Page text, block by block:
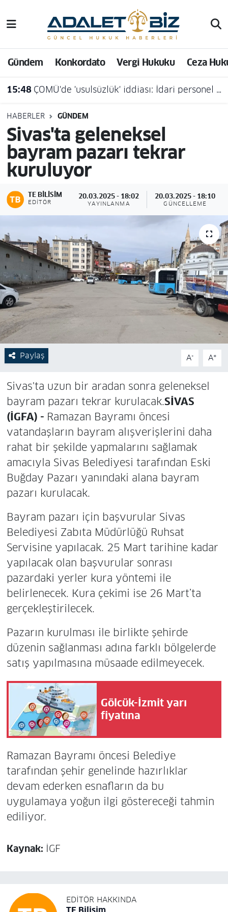
Gündem Konkordato Vergi Hukuku Ceza
15:48 ÇOMÜ'de 'usulsüzlük' iddiası: İdari personel açığa alındı
HABERLER GÜNDEM
Sivas'ta geleneksel
bayram pazarı tekrar
kuruluyor
TE BILISIM
EDITÖR
20.03.2025 - 18:02
YAYINLANMA
20.03.2025 - 18:10
GÜNCELLEME
Paylaş A- A+
Sivas'ta uzun bir aradan sonra geleneksel
bayram pazarı tekrar kurulacak.SİVAS
(İGFA) - Ramazan Bayramı öncesi
vatandaşların bayram alışverişlerini daha
rahat bir şekilde yapmalarını sağlamak
amacıyla Sivas Belediyesi tarafından Eski
Buğday Pazarı yanındaki alana bayram
pazarı kurulacak.
Bayram pazarı için başvurular Sivas
Belediyesi Zabıta Müdürlüğü Ruhsat
Servisine yapılacak. 25 Mart tarihine kadar
yapılacak olan başvurular sonrası
pazardaki yerler kura yöntemi ile
belirlenecek. Kura çekimi ise 26 Mart’ta
gerçekleştirilecek.
Pazarın kurulması ile birlikte şehirde
düzenin sağlanması adına farklı bölgelerde
satış yapılmasına müsaade edilmeyecek.
Gölcük-İzmit yarı
fiyatına
Ramazan Bayramı öncesi Belediye
tarafından şehir genelinde hazırlıklar
devam ederken esnafların da bu
uygulamaya yoğun ilgi göstereceği tahmin
ediliyor.
Kaynak: İGF
EDITÖR HAKKINDA
Hava Durumu
Trafik Durumu
Süper Lig Puan Durumu ve Fikstür
Tüm Manşetler
Son Dakika Haberleri
Haber Arşivi